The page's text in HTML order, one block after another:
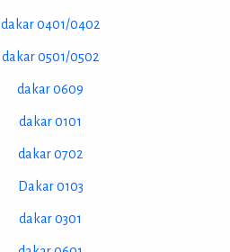
dakar 0401/0402
dakar 0501/0502
dakar 0609
dakar 0101
dakar 0702
Dakar 0103
dakar 0301